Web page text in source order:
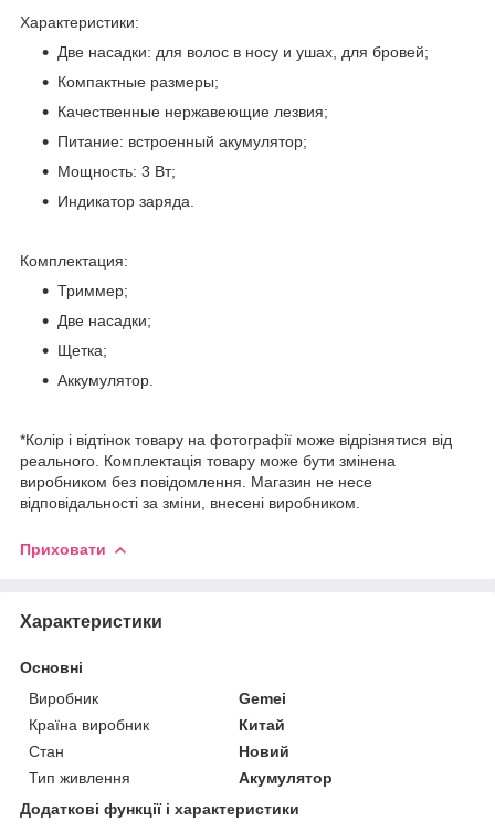
Характеристики:
Две насадки: для волос в носу и ушах, для бровей;
Компактные размеры;
Качественные нержавеющие лезвия;
Питание: встроенный акумулятор;
Мощность: 3 Вт;
Индикатор заряда.
Комплектация:
Триммер;
Две насадки;
Щетка;
Аккумулятор.
*Колір і відтінок товару на фотографії може відрізнятися від
реального. Комплектація товару може бути змінена
виробником без повідомлення. Магазин не несе
відповідальності за зміни, внесені виробником.
Приховати
Характеристики
Основні
Виробник
Gemei
Країна виробник
Китай
Стан
Новий
Тип живлення
Акумулятор
Додаткові функції і характеристики